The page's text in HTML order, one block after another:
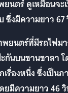
ยนตร์ ดูเหมือนจ
ซึ่งมีความยาว 67
ยนตร์ที่มีรถไฟม
กันบนชานชาลา
รื่องหนึ่ง ซึ่งเป็น
ยมีความยาว 46